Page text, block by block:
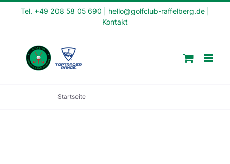
Tel. +49 208 58 05 690 hello@golfclub-raffelberg.de
Kontakt
Startseite